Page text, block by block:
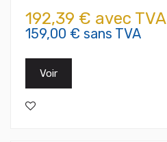
192,39 € avec TVA
159,00 € sans TVA
Voir